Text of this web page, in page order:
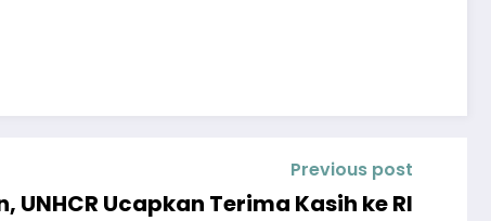
Previous post
Ucapkan Terima Kasih ke RI